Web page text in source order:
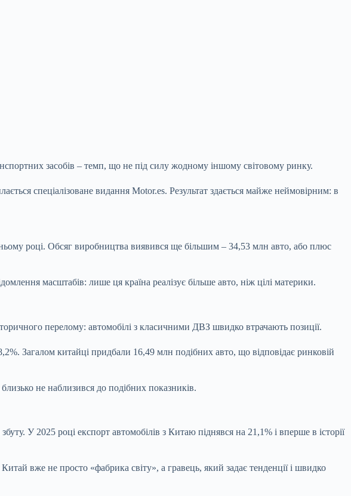
засобів – темп, що не під силу жодному іншому світовому ринку.
спеціалізоване видання Motor.es. Результат здається майже неймовірним: в
році. Обсяг виробництва виявився ще більшим – 34,53 млн авто, або плюс
масштабів: лише ця країна реалізує більше авто, ніж цілі материки.
перелому: автомобілі з класичними ДВЗ швидко втрачають позиції.
Загалом китайці придбали 16,49 млн подібних авто, що відповідає ринковій
не наблизився до подібних показників.
У 2025 році експорт автомобілів з Китаю піднявся на 21,1% і вперше в історії
вже не просто «фабрика світу», а гравець, який задає тенденції і швидко